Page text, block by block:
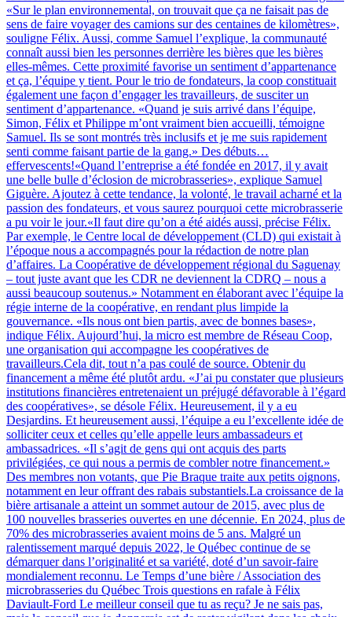
«Sur le plan environnemental, on trouvait que ça ne faisait pas de
sens de faire voyager des camions sur des centaines de kilomètres»,
souligne Félix. Aussi, comme Samuel l’explique, la communauté
connaît aussi bien les personnes derrière les bières que les bières
elles-mêmes. Cette proximité favorise un sentiment d’appartenance
et ça, l’équipe y tient. Pour le trio de fondateurs, la coop constituait
également une façon d’engager les travailleurs, de susciter un
sentiment d’appartenance. «Quand je suis arrivé dans l’équipe,
Simon, Félix et Philippe m’ont vraiment bien accueilli, témoigne
Samuel. Ils se sont montrés très inclusifs et je me suis rapidement
senti comme faisant partie de la gang.» Des débuts…
effervescents!«Quand l’entreprise a été fondée en 2017, il y avait
une belle bulle d’éclosion de microbrasseries», explique Samuel
Giguère. Ajoutez à cette tendance, la volonté, le travail acharné et la
passion des fondateurs, et vous saurez pourquoi cette microbrasserie
a pu voir le jour.«Il faut dire qu’on a été aidés aussi, précise Félix.
Par exemple, le Centre local de développement (CLD) qui existait à
l’époque nous a accompagnés pour la rédaction de notre plan
d’affaires. La Coopérative de développement régional du Saguenay
– tout juste avant que les CDR ne deviennent la CDRQ – nous a
aussi beaucoup soutenus.» Notamment en élaborant avec l’équipe la
régie interne de la coopérative, en rendant plus limpide la
gouvernance. «Ils nous ont bien partis, avec de bonnes bases»,
indique Félix. Aujourd’hui, la micro est membre de Réseau Coop,
une organisation qui accompagne les coopératives de
travailleurs.Cela dit, tout n’a pas coulé de source. Obtenir du
financement a même été plutôt ardu. «J’ai pu constater que plusieurs
institutions financières entretenaient un préjugé défavorable à l’égard
des coopératives», se désole Félix. Heureusement, il y a eu
Desjardins. Et heureusement aussi, l’équipe a eu l’excellente idée de
solliciter ceux et celles qu’elle appelle leurs ambassadeurs et
ambassadrices. «Il s’agit de gens qui ont acquis des parts
privilégiées, ce qui nous a permis de combler notre financement.»
Des membres non votants, que Pie Braque traite aux petits oignons,
notamment en leur offrant des rabais substantiels.La croissance de la
bière artisanale a atteint un sommet autour de 2015, avec plus de
100 nouvelles brasseries ouvertes en une décennie. En 2024, plus de
70% des microbrasseries avaient moins de 5 ans. Malgré un
ralentissement marqué depuis 2022, le Québec continue de se
démarquer dans l’originalité et sa variété, doté d’un savoir-faire
mondialement reconnu. Le Temps d’une bière / Association des
microbrasseries du Québec Trois questions en rafale à Félix
Daviault-Ford Le meilleur conseil que tu as reçu? Je ne sais pas,